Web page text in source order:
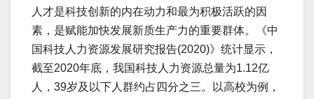
人才是科技创新的内在动力和最为积极活跃的因
素，是赋能加快发展新质生产力的重要群体。《中
国科技人力资源发展研究报告(2020)》统计显示，
截至2020年底，我国科技人力资源总量为1.12亿
人，39岁及以下人群约占四分之三。以高校为例，